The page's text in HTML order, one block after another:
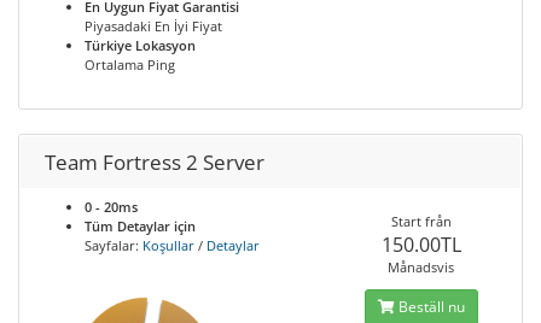
En Uygun Fiyat Garantisi
Piyasadaki En İyi Fiyat
Türkiye Lokasyon
Ortalama Ping
Team Fortress 2 Server
0 - 20ms
Tüm Detaylar için
Sayfalar: Koşullar / Detaylar
Start från
150.00TL
Månadsvis
Beställ nu